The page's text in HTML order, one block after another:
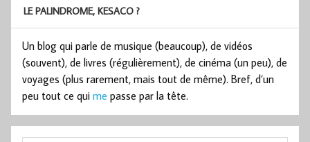
LE PALINDROME, KESACO ?
Un blog qui parle de musique (beaucoup), de vidéos
(souvent), de livres (régulièrement), de cinéma (un peu), de
voyages (plus rarement, mais tout de même). Bref, d’un
peu tout ce qui me passe par la tête.